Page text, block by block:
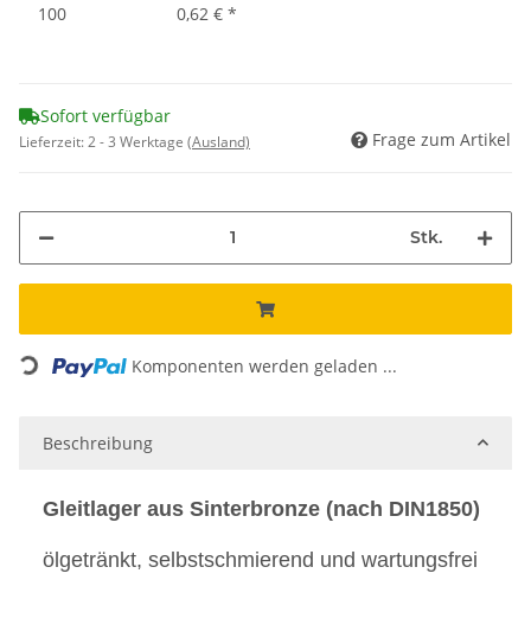
100
0,62 € *
Sofort verfügbar
Lieferzeit:2 - 3 Werktage (Ausland) Frage zum Artikel
Stk.
Loading... Komponenten werden geladen ...
Beschreibung
Gleitlager aus Sinterbronze (nach DIN1850)
ölgetränkt, selbstschmierend und wartungsfrei